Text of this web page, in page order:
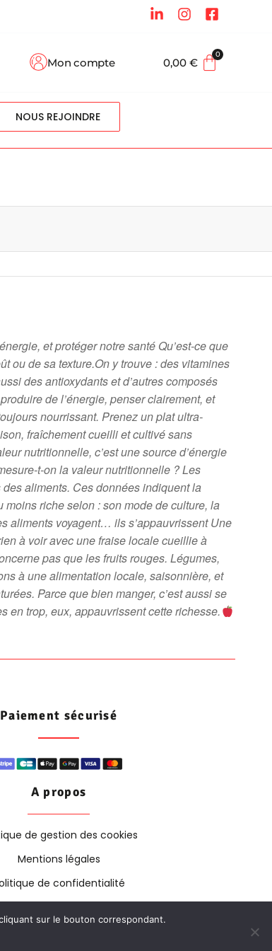
Mon compte 0,00 €
NOUS REJOINDRE
et protéger notre santé Qu’est-ce que
ou de sa texture.On y trouve : des vitamines
des antioxydants et d’autres composés
de l’énergie, penser clairement, et
nourrissant. Prenez un plat ultra-
fraîchement cueilli et cultivé sans
nutritionnelle, c’est une source d’énergie
t-on la valeur nutritionnelle ? Les
aliments. Ces données indiquent la
moins riche selon : son mode de culture, la
aliments voyagent… ils s’appauvrissent Une
à voir avec une fraise locale cueillie à
pas que les fruits rouges. Légumes,
à une alimentation locale, saisonnière, et
Parce que bien manger, c’est aussi se
en trop, eux, appauvrissent cette richesse.
Paiement sécurisé
A propos
de gestion des cookies
Mentions légales
de confidentialité
sur le bouton correspondant.